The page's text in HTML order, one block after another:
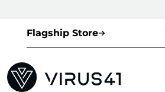
Flagship Store